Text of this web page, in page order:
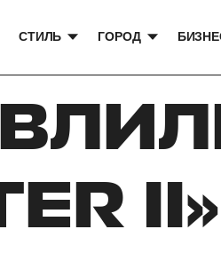
СТИЛЬ ГОРОД
II»